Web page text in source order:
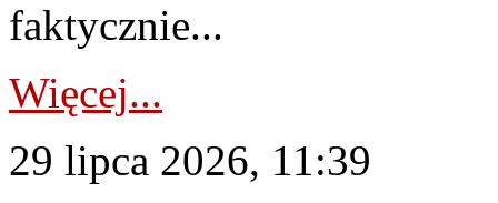
faktycznie...
Więcej...
29 lipca 2026, 11:39